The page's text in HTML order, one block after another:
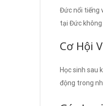
Đức nổi tiếng
tại Đức
Cơ Hội
Học sinh sau
động trong